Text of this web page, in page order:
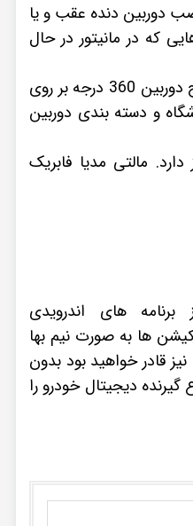
دوربین دنده عقب و یا
که در مانیتور در حال
دوربین 360 درجه
بر روی
و دسته بندی دوربین
مالتی مدیا فابریک
های اندرویدی
ها به صورت نیم بها
قادر خواهید بود بدون
گیرنده دیجیتال خودرو را